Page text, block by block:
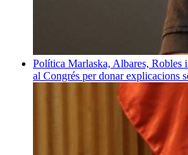
Política Marlaska, Albares, Robles
al Congrés per donar explicacions